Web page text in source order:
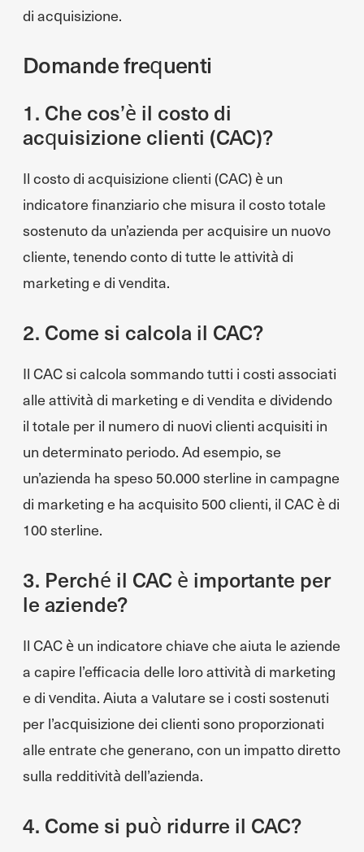
di acquisizione.
Domande frequenti
1. Che cos’è il costo di
acquisizione clienti (CAC)?
Il costo di acquisizione clienti (CAC) è un
indicatore finanziario che misura il costo totale
sostenuto da un’azienda per acquisire un nuovo
cliente, tenendo conto di tutte le attività di
marketing e di vendita.
2. Come si calcola il CAC?
Il CAC si calcola sommando tutti i costi associati
alle attività di marketing e di vendita e dividendo
il totale per il numero di nuovi clienti acquisiti in
un determinato periodo. Ad esempio, se
un’azienda ha speso 50.000 sterline in campagne
di marketing e ha acquisito 500 clienti, il CAC è di
100 sterline.
3. Perché il CAC è importante per
le aziende?
Il CAC è un indicatore chiave che aiuta le aziende
a capire l’efficacia delle loro attività di marketing
e di vendita. Aiuta a valutare se i costi sostenuti
per l’acquisizione dei clienti sono proporzionati
alle entrate che generano, con un impatto diretto
sulla redditività dell’azienda.
4. Come si può ridurre il CAC?